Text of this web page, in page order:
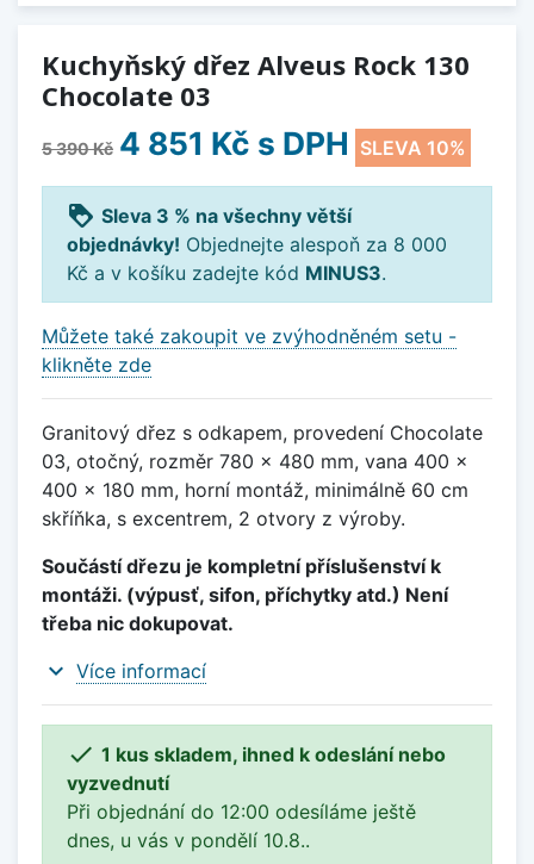
Kuchyňský dřez Alveus Rock 130
Chocolate 03
5 390 Kč 4 851 Kč s DPH SLEVA 10%
loyalty Sleva 3 % na všechny větší
objednávky! Objednejte alespoň za 8 000
Kč a v košíku zadejte kód MINUS3.
Můžete také zakoupit ve zvýhodněném setu -
klikněte zde
Granitový dřez s odkapem, provedení Chocolate
03, otočný, rozměr 780 x 480 mm, vana 400 x
400 x 180 mm, horní montáž, minimálně 60 cm
skříňka, s excentrem, 2 otvory z výroby.
Součástí dřezu je kompletní příslušenství k
montáži. (výpusť, sifon, příchytky atd.) Není
třeba nic dokupovat.
expand_more Více informací
 1 kus skladem, ihned k odeslání nebo
vyzvednutí
Při objednání do 12:00 odesíláme ještě
dnes, u vás v pondělí 10.8..